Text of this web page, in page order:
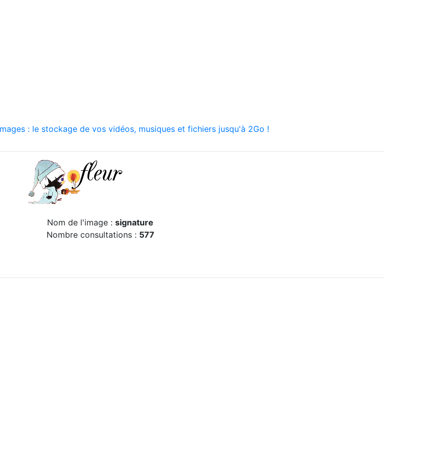
: le stockage de vos vidéos, musiques et fichiers jusqu'à 2Go !
Nom de l'image : signature
Nombre consultations : 577